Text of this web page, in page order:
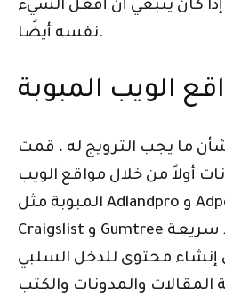
كان ينبغي أن أفعل الشيء
نفسه أيضًا.
الويب المبوبة
ما يجب الترويج له ، قمت
أولاً من خلال مواقع الويب
المبوبة مثل Adlandpro و Adpost و Backpage و
Craigslist و Gumtree للحصول على نقود سريعة
إنشاء محتوى للدخل السلبي
المقالات والمدونات والكتب